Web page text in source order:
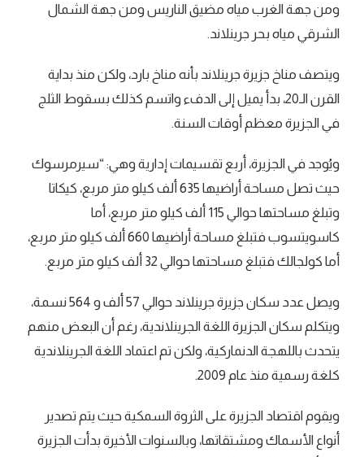
ومن جهة الغرب مياه مضيق الناريس ومن جهة الشمال
الشرقي مياه بحر جرينلاند.
ويتصف مناخ جزيرة جرينلاند بأنه مناخ بارد، ولكن منذ بداية
القرن الـ20، بدأ يميل إلى الدفء واتسم كذلك بسقوط الثلج
في الجزيرة معظم أوقات السنة.
ويُوجد في الجزيرة، أربع تقسيمات إدارية وهي: “سيرمرسوك
حيث تصل مساحة أراضيها 635 ألف كيلو متر مربع، كيكاتا
وتبلغ مساحتها حوالي 115 ألف كيلو متر مربع، أما
كاسويتسوب فتبلغ مساحة أراضيها 660 ألف كيلو متر مربع،
أما كولجالك فتبلغ مساحتها حوالي 32 ألف كيلو متر مربع.
ويصل عدد سكان جزيرة جرينلاند حوالي 57 ألف و 564 نسمة،
ويتكلم سكان الجزيرة اللغة الجرينلاندية، رغم أن البعض منهم
يتحدث باللهجة الدنماركية، ولكن تم اعتماد اللغة الجرينلاندية
كلغة رسمية منذ عام 2009.
ويقوم اقتصاد الجزيرة على الثروة السمكية حيث يتم تصدير
أنواع الأسماك ومشتقاتها، وبالسنوات الأخيرة بدأت الجزيرة